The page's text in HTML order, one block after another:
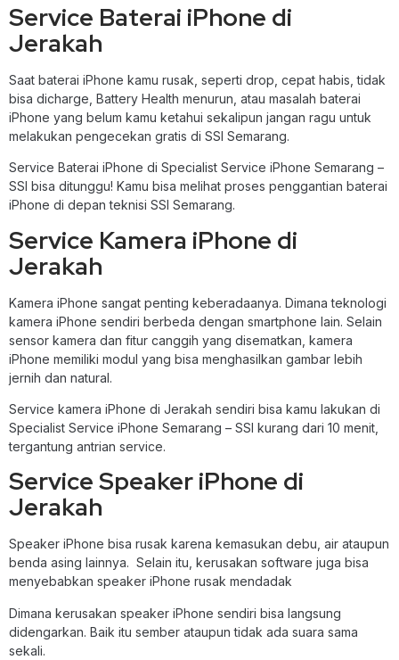
Service Baterai iPhone di
Jerakah
Saat baterai iPhone kamu rusak, seperti drop, cepat habis, tidak
bisa dicharge, Battery Health menurun, atau masalah baterai
iPhone yang belum kamu ketahui sekalipun jangan ragu untuk
melakukan pengecekan gratis di SSI Semarang.
Service Baterai iPhone di Specialist Service iPhone Semarang –
SSI bisa ditunggu! Kamu bisa melihat proses penggantian baterai
iPhone di depan teknisi SSI Semarang.
Service Kamera iPhone di
Jerakah
Kamera iPhone sangat penting keberadaanya. Dimana teknologi
kamera iPhone sendiri berbeda dengan smartphone lain. Selain
sensor kamera dan fitur canggih yang disematkan, kamera
iPhone memiliki modul yang bisa menghasilkan gambar lebih
jernih dan natural.
Service kamera iPhone di Jerakah sendiri bisa kamu lakukan di
Specialist Service iPhone Semarang – SSI kurang dari 10 menit,
tergantung antrian service.
Service Speaker iPhone di
Jerakah
Speaker iPhone bisa rusak karena kemasukan debu, air ataupun
benda asing lainnya. Selain itu, kerusakan software juga bisa
menyebabkan speaker iPhone rusak mendadak
Dimana kerusakan speaker iPhone sendiri bisa langsung
didengarkan. Baik itu sember ataupun tidak ada suara sama
sekali.